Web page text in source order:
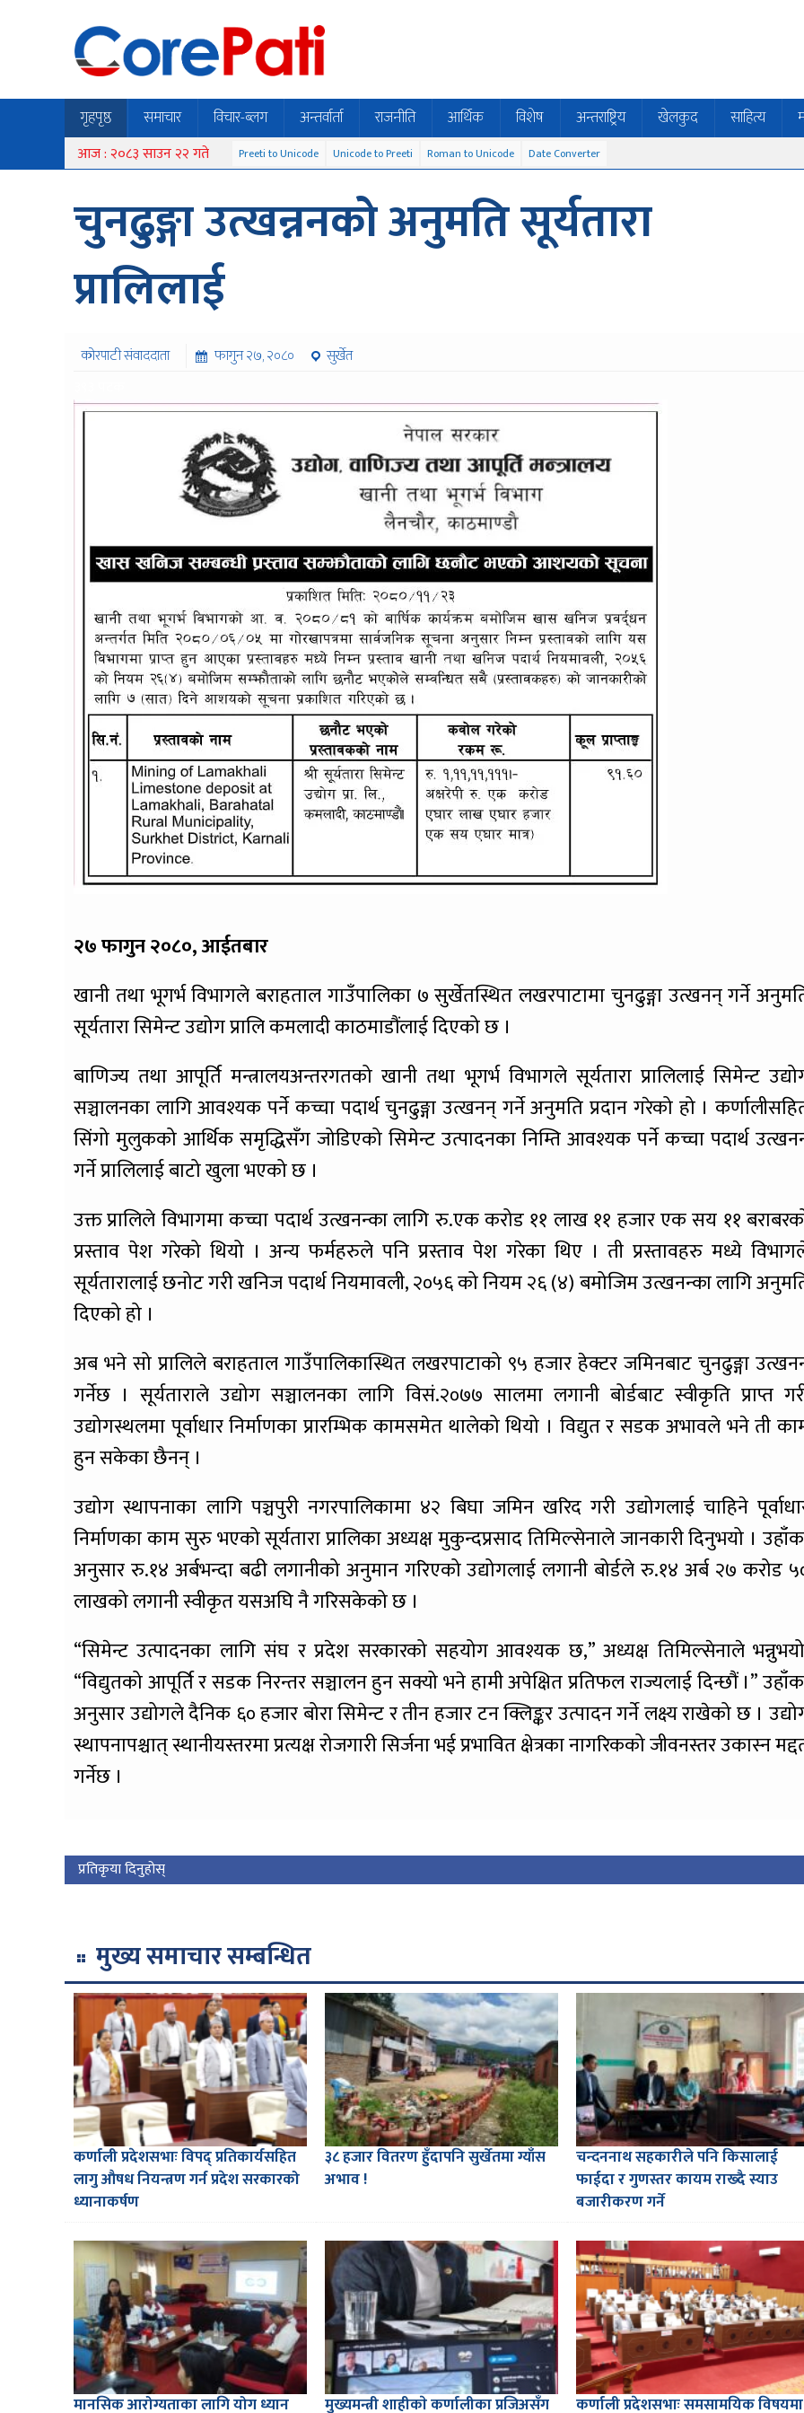
गृहपृष्ठ समाचार विचार-ब्लग अन्तर्वार्ता राजनीति आर्थिक विशेष अन्तराष्ट्रिय खेलकुद साहित्य
आज : २०८३ साउन २२ गते Preeti to Unicode Unicode to Preeti Roman to Unicode Date Converter
चुनढुङ्गा उत्खन्ननको अनुमति सूर्यतारा
प्रालिलाई
कोरपाटी संवाददाता फागुन २७, २०८०
सुर्खेत
२७ फागुन २०८०, आईतबार
खानी तथा भूगर्भ विभागले बराहताल गाउँपालिका ७ सुर्खेतस्थित लखरपाटामा चुनढुङ्गा उत्खनन् गर्ने
सूर्यतारा सिमेन्ट उद्योग प्रालि कमलादी काठमाडौंलाई दिएको छ ।
बाणिज्य तथा आपूर्ति मन्त्रालयअन्तरगतको खानी तथा भूगर्भ विभागले सूर्यतारा प्रालिलाई सिमेन्ट
सञ्चालनका लागि आवश्यक पर्ने कच्चा पदार्थ चुनढुङ्गा उत्खनन् गर्ने अनुमति प्रदान गरेको हो ।
सिंगो मुलुकको आर्थिक समृद्धिसँग जोडिएको सिमेन्ट उत्पादनका निम्ति आवश्यक पर्ने कच्चा पदार्थ
गर्ने प्रालिलाई बाटो खुला भएको छ ।
उक्त प्रालिले विभागमा कच्चा पदार्थ उत्खनन्का लागि रु.एक करोड ११ लाख ११ हजार एक सय ११
प्रस्ताव पेश गरेको थियो । अन्य फर्महरुले पनि प्रस्ताव पेश गरेका थिए । ती प्रस्तावहरु मध्ये
सूर्यतारालाई छनोट गरी खनिज पदार्थ नियमावली, २०५६ को नियम २६ (४) बमोजिम उत्खनन्का लागि
दिएको हो ।
अब भने सो प्रालिले बराहताल गाउँपालिकास्थित लखरपाटाको ९५ हजार हेक्टर जमिनबाट चुनढुङ्गा
गर्नेछ । सूर्यताराले उद्योग सञ्चालनका लागि विसं.२०७७ सालमा लगानी बोर्डबाट स्वीकृति प्राप्त
उद्योगस्थलमा पूर्वाधार निर्माणका प्रारम्भिक कामसमेत थालेको थियो । विद्युत र सडक अभावले भने ती
हुन सकेका छैनन् ।
उद्योग स्थापनाका लागि पञ्चपुरी नगरपालिकामा ४२ बिघा जमिन खरिद गरी उद्योगलाई चाहिने
निर्माणका काम सुरु भएको सूर्यतारा प्रालिका अध्यक्ष मुकुन्दप्रसाद तिमिल्सेनाले जानकारी दिनुभयो ।
अनुसार रु.१४ अर्बभन्दा बढी लगानीको अनुमान गरिएको उद्योगलाई लगानी बोर्डले रु.१४ अर्ब २७ करोड
लाखको लगानी स्वीकृत यसअघि नै गरिसकेको छ ।
“सिमेन्ट उत्पादनका लागि संघ र प्रदेश सरकारको सहयोग आवश्यक छ,” अध्यक्ष तिमिल्सेनाले
“विद्युतको आपूर्ति र सडक निरन्तर सञ्चालन हुन सक्यो भने हामी अपेक्षित प्रतिफल राज्यलाई दिन्छौं ।”
अनुसार उद्योगले दैनिक ६० हजार बोरा सिमेन्ट र तीन हजार टन क्लिङ्कर उत्पादन गर्ने लक्ष्य राखेको छ ।
स्थापनापश्चात् स्थानीयस्तरमा प्रत्यक्ष रोजगारी सिर्जना भई प्रभावित क्षेत्रका नागरिकको जीवनस्तर उकास्न
गर्नेछ ।
प्रतिकृया दिनुहोस्
मुख्य समाचार सम्बन्धित
कर्णाली प्रदेशसभाः विपद् प्रतिकार्यसहित
लागु औषध नियन्त्रण गर्न प्रदेश सरकारको
ध्यानाकर्षण
३८ हजार वितरण हुँदापनि सुर्खेतमा ग्याँस
अभाव !
चन्दननाथ सहकारीले पनि किसालाई
फाईदा र गुणस्तर कायम राख्दै स्याउ
बजारीकरण गर्ने
मानसिक आरोग्यताका लागि योग ध्यान मुख्यमन्त्री शाहीकाे कर्णालीका प्रजिअसँग कर्णाली प्रदेशसभाः समसामयिक विषयमा